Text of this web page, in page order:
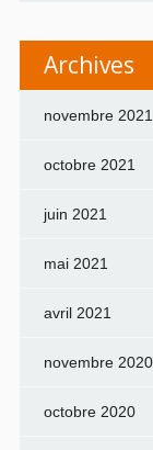
Archives
novembre 2021
octobre 2021
juin 2021
mai 2021
avril 2021
novembre 2020
octobre 2020